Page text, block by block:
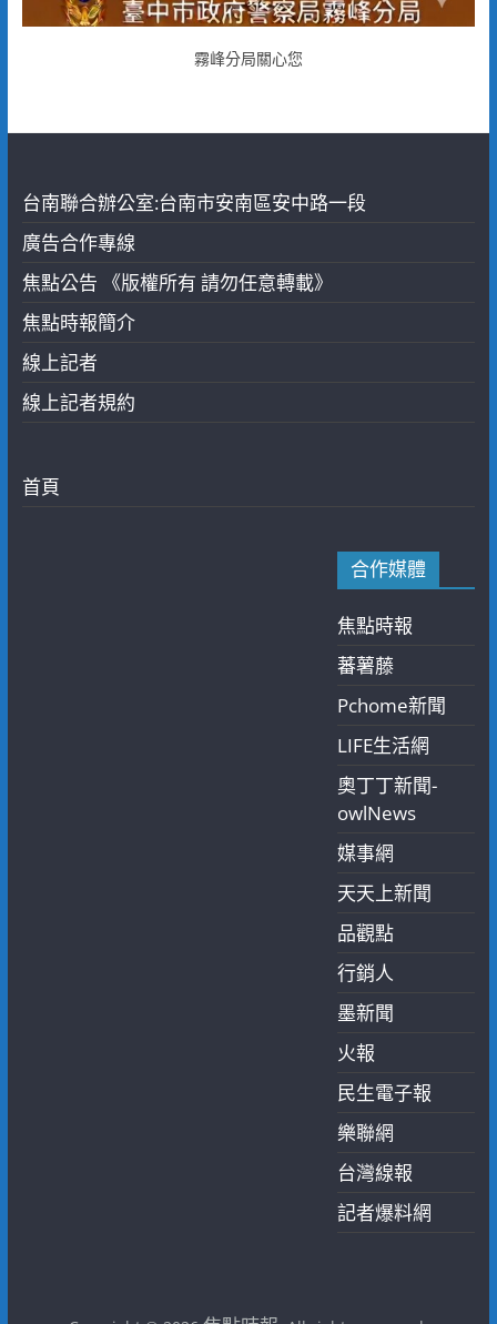
霧峰分局關心您
台南聯合辦公室:台南市安南區安中路一段
廣告合作專線
焦點公告 《版權所有 請勿任意轉載》
焦點時報簡介
線上記者
線上記者規約
首頁
合作媒體
焦點時報
蕃薯藤
Pchome新聞
LIFE生活網
奧丁丁新聞-
owlNews
媒事網
天天上新聞
品觀點
行銷人
墨新聞
火報
民生電子報
樂聯網
台灣線報
記者爆料網